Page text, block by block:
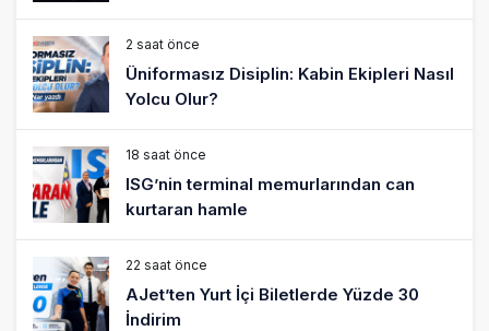
2 saat önce
Üniformasız Disiplin: Kabin Ekipleri Nasıl
Yolcu Olur?
18 saat önce
ISG’nin terminal memurlarından can
kurtaran hamle
22 saat önce
AJet’ten Yurt İçi Biletlerde Yüzde 30
İndirim